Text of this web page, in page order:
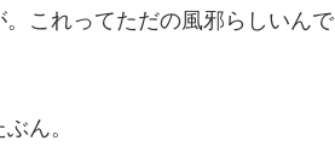
これってただの風邪らしいんで
ん。